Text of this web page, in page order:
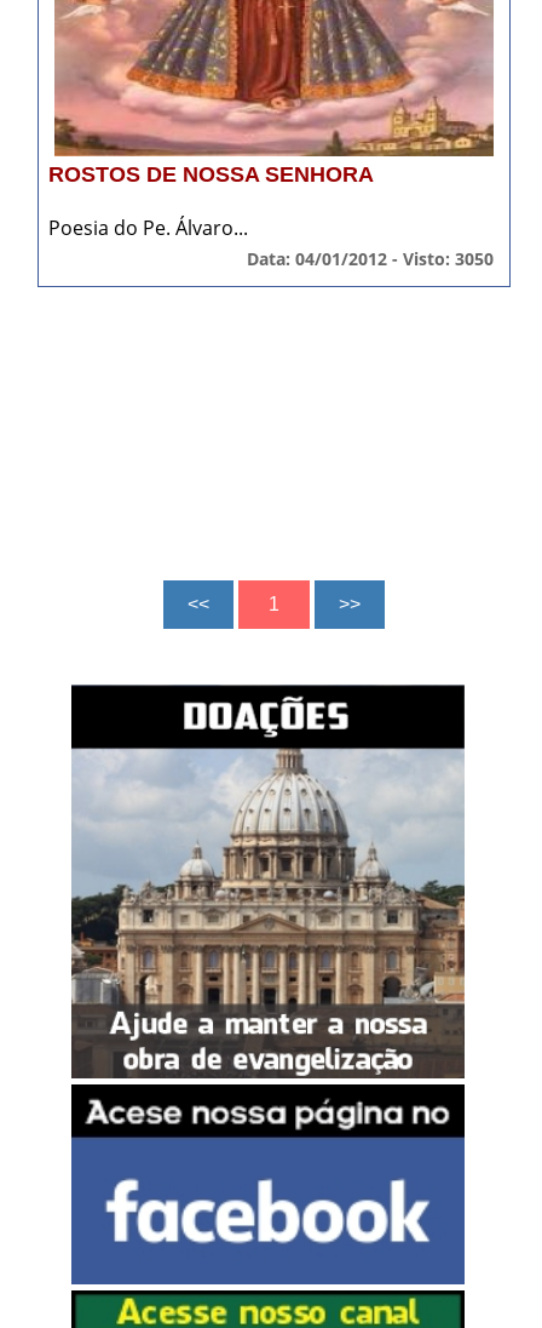
ROSTOS DE NOSSA SENHORA
Poesia do Pe. Álvaro...
Data: 04/01/2012 - Visto: 3050